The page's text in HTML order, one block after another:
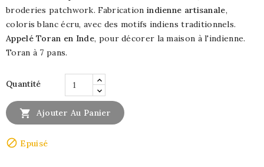
broderies patchwork. Fabrication indienne artisanale,
coloris blanc écru, avec des motifs indiens traditionnels.
Appelé Toran en Inde, pour décorer la maison à l'indienne.
Toran à 7 pans.
Quantité
 Ajouter Au Panier
 Epuisé